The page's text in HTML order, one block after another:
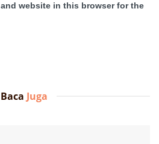
and website in this browser for the
Baca Juga